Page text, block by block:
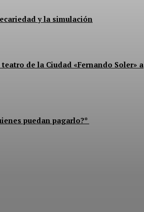
y la simulación
de la Ciudad «Fernando Soler» a
puedan pagarlo?*